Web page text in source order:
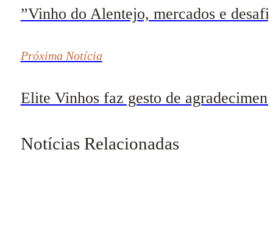
”Vinho do Alentejo, mercados e
Próxima Notícia
Elite Vinhos faz gesto de
Notícias Relacionadas